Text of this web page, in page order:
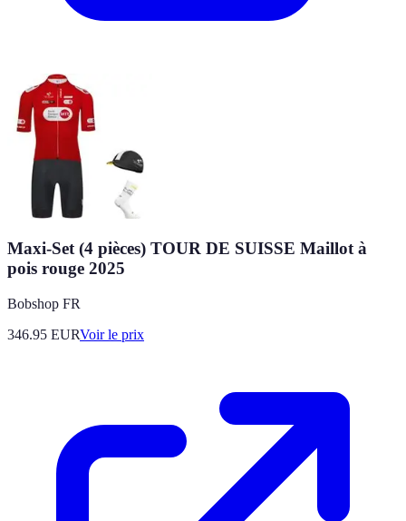
Maxi-Set (4 pièces) TOUR DE SUISSE Maillot à
pois rouge 2025
Bobshop FR
346.95 EURVoir le prix